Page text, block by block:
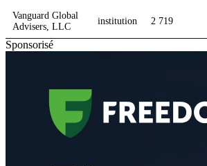
Vanguard Global
Advisers, LLC
institution 2 719
Sponsorisé